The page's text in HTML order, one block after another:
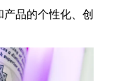
品的个性化、创